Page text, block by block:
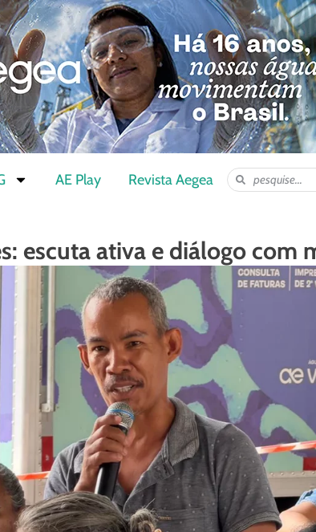
AE Play Revista Aegea
escuta ativa e diálogo com